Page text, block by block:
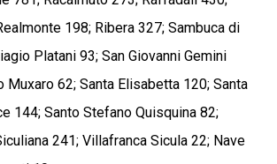
198; Ribera 327; Sambuca di
Platani 93; San Giovanni Gemini
Muxaro 62; Santa Elisabetta 120; Santa
144; Santo Stefano Quisquina 82;
241; Villafranca Sicula 22; Nave